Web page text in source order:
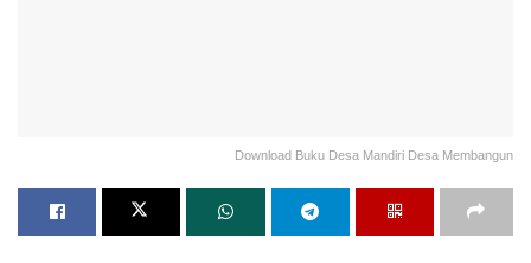
Download Buku Desa Mandiri Desa Membangun